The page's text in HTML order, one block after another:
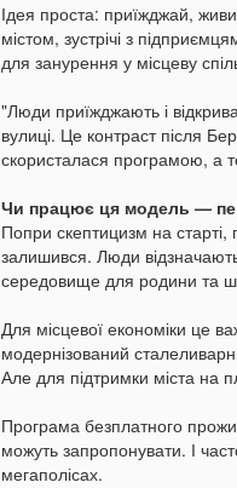
Ідея проста: приїжджай,
містом, зустрічі з
для занурення у місцеву
"Люди приїжджають і
вулиці. Це контраст після
скористалася програмою, а
Чи працює ця модель —
Попри скептицизм на
залишився. Люди відзначають
середовище для родини та
Для місцевої економіки це
модернізований
Але для підтримки міста на
Програма безплатного
можуть запропонувати. І
мегаполісах.